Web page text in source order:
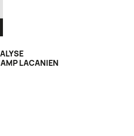
LACANIEN